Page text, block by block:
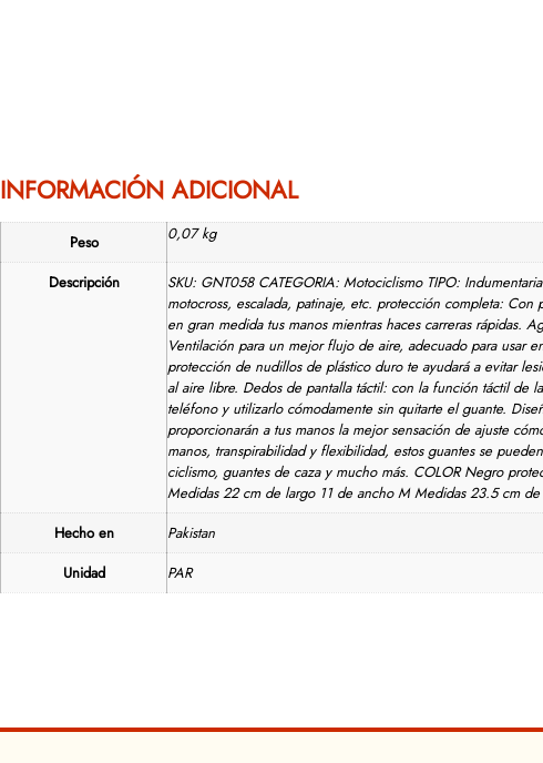
INFORMACIÓN ADICIONAL
Peso 0,07 kg
Descripción
SKU: GNT058 CATEGORIA: Motociclismo TIPO:
motocross, escalada, patinaje, etc. protección completa:
en gran medida tus manos mientras haces carreras rápidas.
Ventilación para un mejor flujo de aire, adecuado para usar
protección de nudillos de plástico duro te ayudará a evitar
al aire libre. Dedos de pantalla táctil: con la función táctil de
teléfono y utilizarlo cómodamente sin quitarte el guante.
proporcionarán a tus manos la mejor sensación de ajuste
manos, transpirabilidad y flexibilidad, estos guantes se
ciclismo, guantes de caza y mucho más. COLOR Negro
Medidas 22 cm de largo 11 de ancho M Medidas 23.5 cm
Hecho en
Pakistan
Unidad
PAR